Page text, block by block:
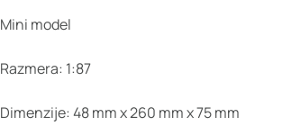
Mini model
Razmera: 1:87
Dimenzije: 48 mm x 260 mm x 75 mm